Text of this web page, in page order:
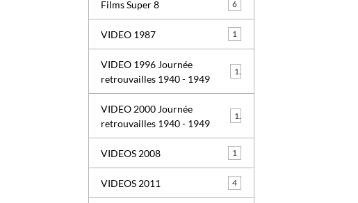
Films Super 8 6
VIDEO 1987 1
VIDEO 1996 Journée
retrouvailles 1940 - 1949
VIDEO 2000 Journée
retrouvailles 1940 - 1949
VIDEOS 2008 1
VIDEOS 2011 4